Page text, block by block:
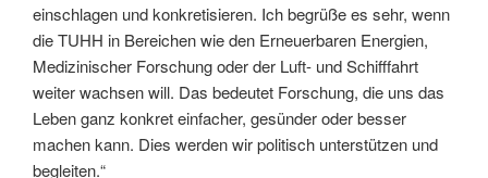
einschlagen und konkretisieren. Ich begrüße es sehr, wenn
die TUHH in Bereichen wie den Erneuerbaren Energien,
Medizinischer Forschung oder der Luft- und Schifffahrt
weiter wachsen will. Das bedeutet Forschung, die uns das
Leben ganz konkret einfacher, gesünder oder besser
machen kann. Dies werden wir politisch unterstützen und
begleiten.“